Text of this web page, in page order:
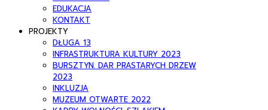
EDUKACJA
KONTAKT
PROJEKTY
DŁUGA 13
INFRASTRUKTURA KULTURY 2023
BURSZTYN. DAR PRASTARYCH DRZEW
2023
INKLUZJA
MUZEUM OTWARTE 2022